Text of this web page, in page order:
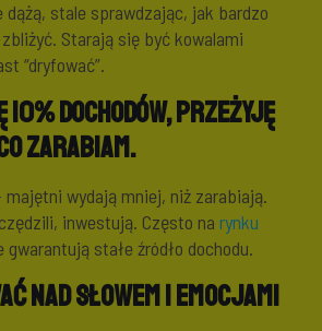
stale sprawdzając, jak bardzo
Starają się być kowalami
“dryfować”.
10% dochodów, przeżyję
zarabiam.
majętni wydają mniej, niż zarabiają.
inwestują. Często na rynku
gwarantują stałe źródło dochodu.
nad słowem i emocjami